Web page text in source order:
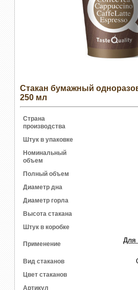
Стакан бумажный
250 мл
Страна
производства
Штук в упаковке
Номинальный
объем
Полный объем
Диаметр дна
Диаметр горла
Высота стакана
Штук в коробке
Применение
Для
Вид стаканов
Цвет стаканов
Артикул